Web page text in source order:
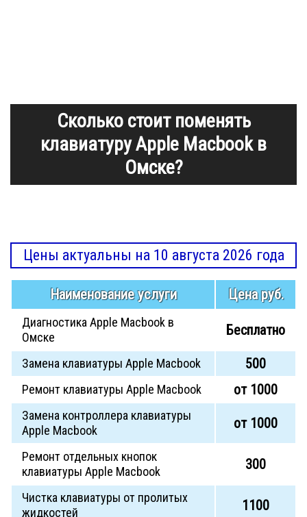
Сколько стоит поменять
клавиатуру Apple Macbook в
Омске?
Цены актуальны на 10 августа 2026 года
Наименование услуги Цена руб.
Диагностика Apple Macbook в
Омске
Бесплатно
Замена клавиатуры Apple Macbook 500
Ремонт клавиатуры Apple Macbook от 1000
Замена контроллера клавиатуры
Apple Macbook
от 1000
Ремонт отдельных кнопок
клавиатуры Apple Macbook
300
Чистка клавиатуры от пролитых
жидкостей
1100